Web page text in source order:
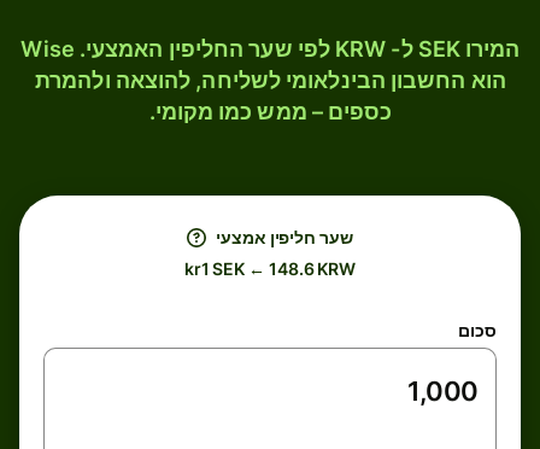
המירו SEK ל- KRW לפי שער החליפין האמצעי. Wise
הוא החשבון הבינלאומי לשליחה, להוצאה ולהמרת
כספים – ממש כמו מקומי.
שער חליפין אמצעי
kr1 SEK ← 148.6 KRW
סכום